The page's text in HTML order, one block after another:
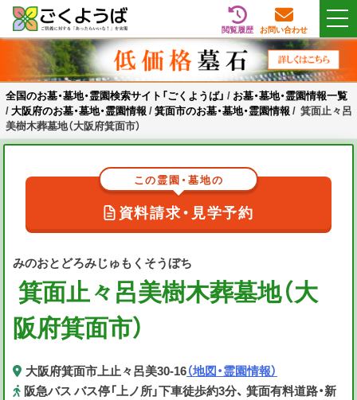
Skip
content
全国のお墓・墓地・霊園検索サイト「ごくようば」
ご供養をもっと身近に
閲覧履歴 お問い合わせ
全国のお墓・墓地・霊園検索サイト「ごくようば」 / お墓・墓地・霊園情報一覧
/大阪府のお墓・墓地・霊園情報 /箕面市のお墓・墓地・霊園情報 / 箕面止々呂
美樹木葬墓地（大阪府箕面市）
みのおとどろみじゅもくそうぼち
箕面止々呂美樹木葬墓地（大
阪府箕面市）
大阪府箕面市上止々呂美30-16（地図・霊園情報）
阪急バス バス停「上ノ所」下車徒歩約3分、 箕面有料道路・新
この霊園・墓地の
資料請求・見学予約